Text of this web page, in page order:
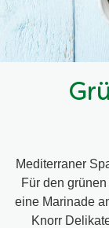
Mediterraner
Für den
eine Marinade
Knorr